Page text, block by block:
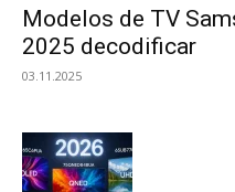
Modelos de TV
2025 decodificar
03.11.2025